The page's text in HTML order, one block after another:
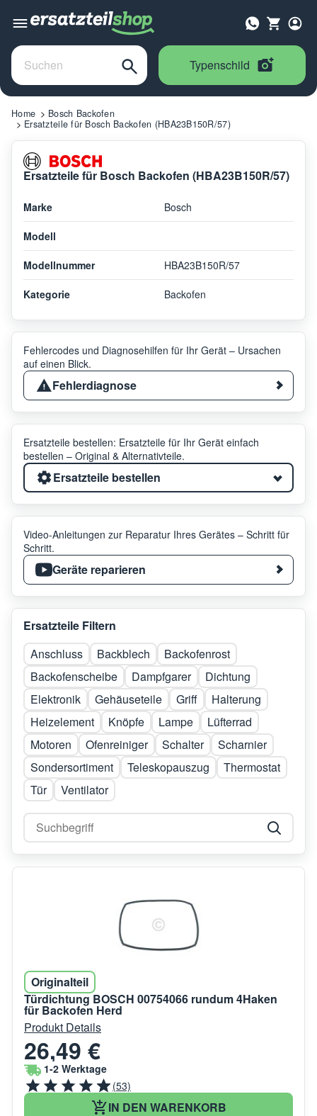
Typenschild
Home
Bosch Backofen
Ersatzteile für Bosch Backofen (HBA23B150R/57)
Ersatzteile für Bosch Backofen (HBA23B150R/57)
Marke Bosch
Modell
Modellnummer HBA23B150R/57
Kategorie Backofen
Fehlercodes und Diagnosehilfen für Ihr Gerät – Ursachen
auf einen Blick.
Fehlerdiagnose
Ersatzteile bestellen: Ersatzteile für Ihr Gerät einfach
bestellen – Original & Alternativteile.
Ersatzteile bestellen
Video-Anleitungen zur Reparatur Ihres Gerätes – Schritt für
Schritt.
Geräte reparieren
Ersatzteile Filtern
Anschluss
Backblech
Backofenrost
Backofenscheibe
Dampfgarer
Dichtung
Elektronik
Gehäuseteile Griff
Halterung
Heizelement
Knöpfe Lampe
Lüfterrad
Motoren
Ofenreiniger Schalter
Scharnier
Sondersortiment
Teleskopauszug
Thermostat
Tür
Ventilator
Originalteil
Türdichtung BOSCH 00754066 rundum 4Haken
für Backofen Herd
Produkt Details
26,49 €
1-2 Werktage
(53)
IN DEN WARENKORB